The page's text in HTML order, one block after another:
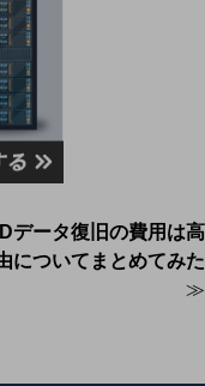
データ復旧の費用は高
についてまとめてみた
≫